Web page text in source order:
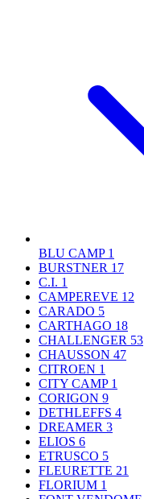
BLU CAMP 1
BURSTNER 17
C.I. 1
CAMPEREVE 12
CARADO 5
CARTHAGO 18
CHALLENGER 53
CHAUSSON 47
CITROEN 1
CITY CAMP 1
CORIGON 9
DETHLEFFS 4
DREAMER 3
ELIOS 6
ETRUSCO 5
FLEURETTE 21
FLORIUM 1